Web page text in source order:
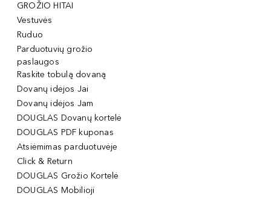
GROŽIO HITAI
Vestuvės
Ruduo
Parduotuvių grožio
paslaugos
Raskite tobulą dovaną
Dovanų idėjos Jai
Dovanų idėjos Jam
DOUGLAS Dovanų kortelė
DOUGLAS PDF kuponas
Atsiėmimas parduotuvėje
Click & Return
DOUGLAS Grožio Kortelė
DOUGLAS Mobilioji